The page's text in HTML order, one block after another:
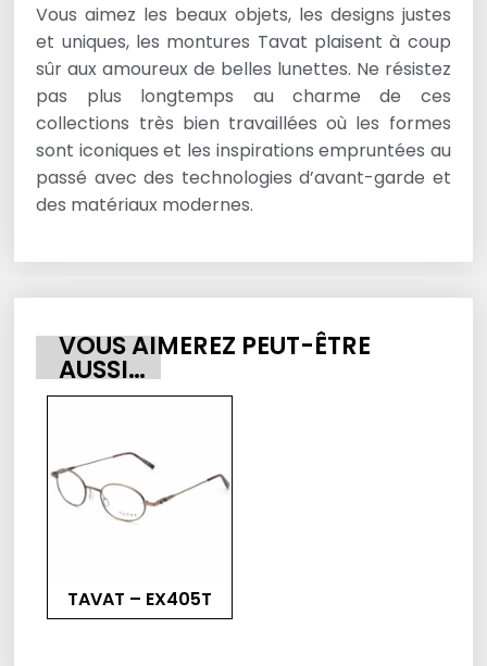
Vous aimez les beaux objets, les designs justes
et uniques, les montures Tavat plaisent à coup
sûr aux amoureux de belles lunettes. Ne résistez
pas plus longtemps au charme de ces
collections très bien travaillées où les formes
sont iconiques et les inspirations empruntées au
passé avec des technologies d’avant-garde et
des matériaux modernes.
VOUS AIMEREZ PEUT-ÊTRE
AUSSI…
TAVAT – EX405T